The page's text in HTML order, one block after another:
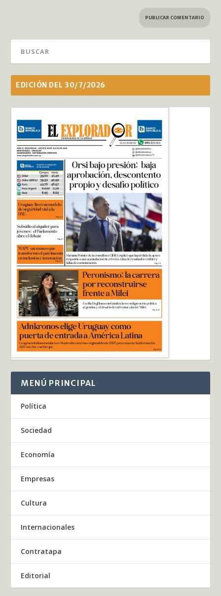
EDICIÓN DEL 30/7/2026
MENÚ PRINCIPAL
Política
Sociedad
Economía
Empresas
Cultura
Internacionales
Contratapa
Editorial